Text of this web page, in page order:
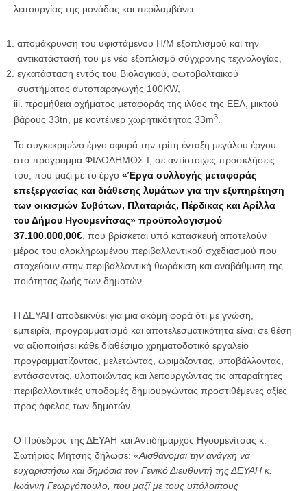
λειτουργίας της μονάδας και περιλαμβάνει:
απομάκρυνση του υφιστάμενου Η/Μ εξοπλισμού και την
αντικατάστασή του με νέο εξοπλισμό σύγχρονης τεχνολογίας,
εγκατάσταση εντός του Βιολογικού, φωτοβολταϊκού
συστήματος αυτοπαραγωγής 100KW,
iii. προμήθεια οχήματος μεταφοράς της ιλύος της ΕΕΛ, μικτού
βάρους 33tn, με κοντέινερ χωρητικότητας 33m3
Το συγκεκριμένο έργο αφορά την τρίτη ένταξη μεγάλου έργου
στο πρόγραμμα ΦΙΛΟΔΗΜΟΣ Ι, σε αντίστοιχες προσκλήσεις
του, που μαζί με το έργο «Έργα συλλογής μεταφοράς
επεξεργασίας και διάθεσης λυμάτων για την εξυπηρέτηση
των οικισμών Συβότων, Πλαταριάς, Πέρδικας και Αρίλλα
του Δήμου Ηγουμενίτσας» προϋπολογισμού
37.100.000,00€ , που βρίσκεται υπό κατασκευή αποτελούν
μέρος του ολοκληρωμένου περιβαλλοντικού σχεδιασμού που
στοχεύουν στην περιβαλλοντική θωράκιση και αναβάθμιση της
ποιότητας ζωής των δημοτών.
Η ΔΕΥΑΗ αποδεικνύει για μια ακόμη φορά ότι με γνώση,
εμπειρία, προγραμματισμό και αποτελεσματικότητα είναι σε θέση
να αξιοποιήσει κάθε διαθέσιμο χρηματοδοτικό εργαλείο
προγραμματίζοντας, μελετώντας, ωριμάζοντας, υποβάλλοντας,
εντάσσοντας, υλοποιώντας και λειτουργώντας τις απαραίτητες
περιβαλλοντικές υποδομές δημιουργώντας προστιθέμενες αξίες
προς όφελος των δημοτών.
Ο Πρόεδρος της ΔΕΥΑΗ και Αντιδήμαρχος Ηγουμενίτσας κ.
Σωτήριος Μήτσης δήλωσε: «Αισθάνομαι την ανάγκη να
ευχαριστήσω και δημόσια τον Γενικό Διευθυντή της ΔΕΥΑΗ κ.
Ιωάννη Γεωργόπουλο, που μαζί με τους υπόλοιπους